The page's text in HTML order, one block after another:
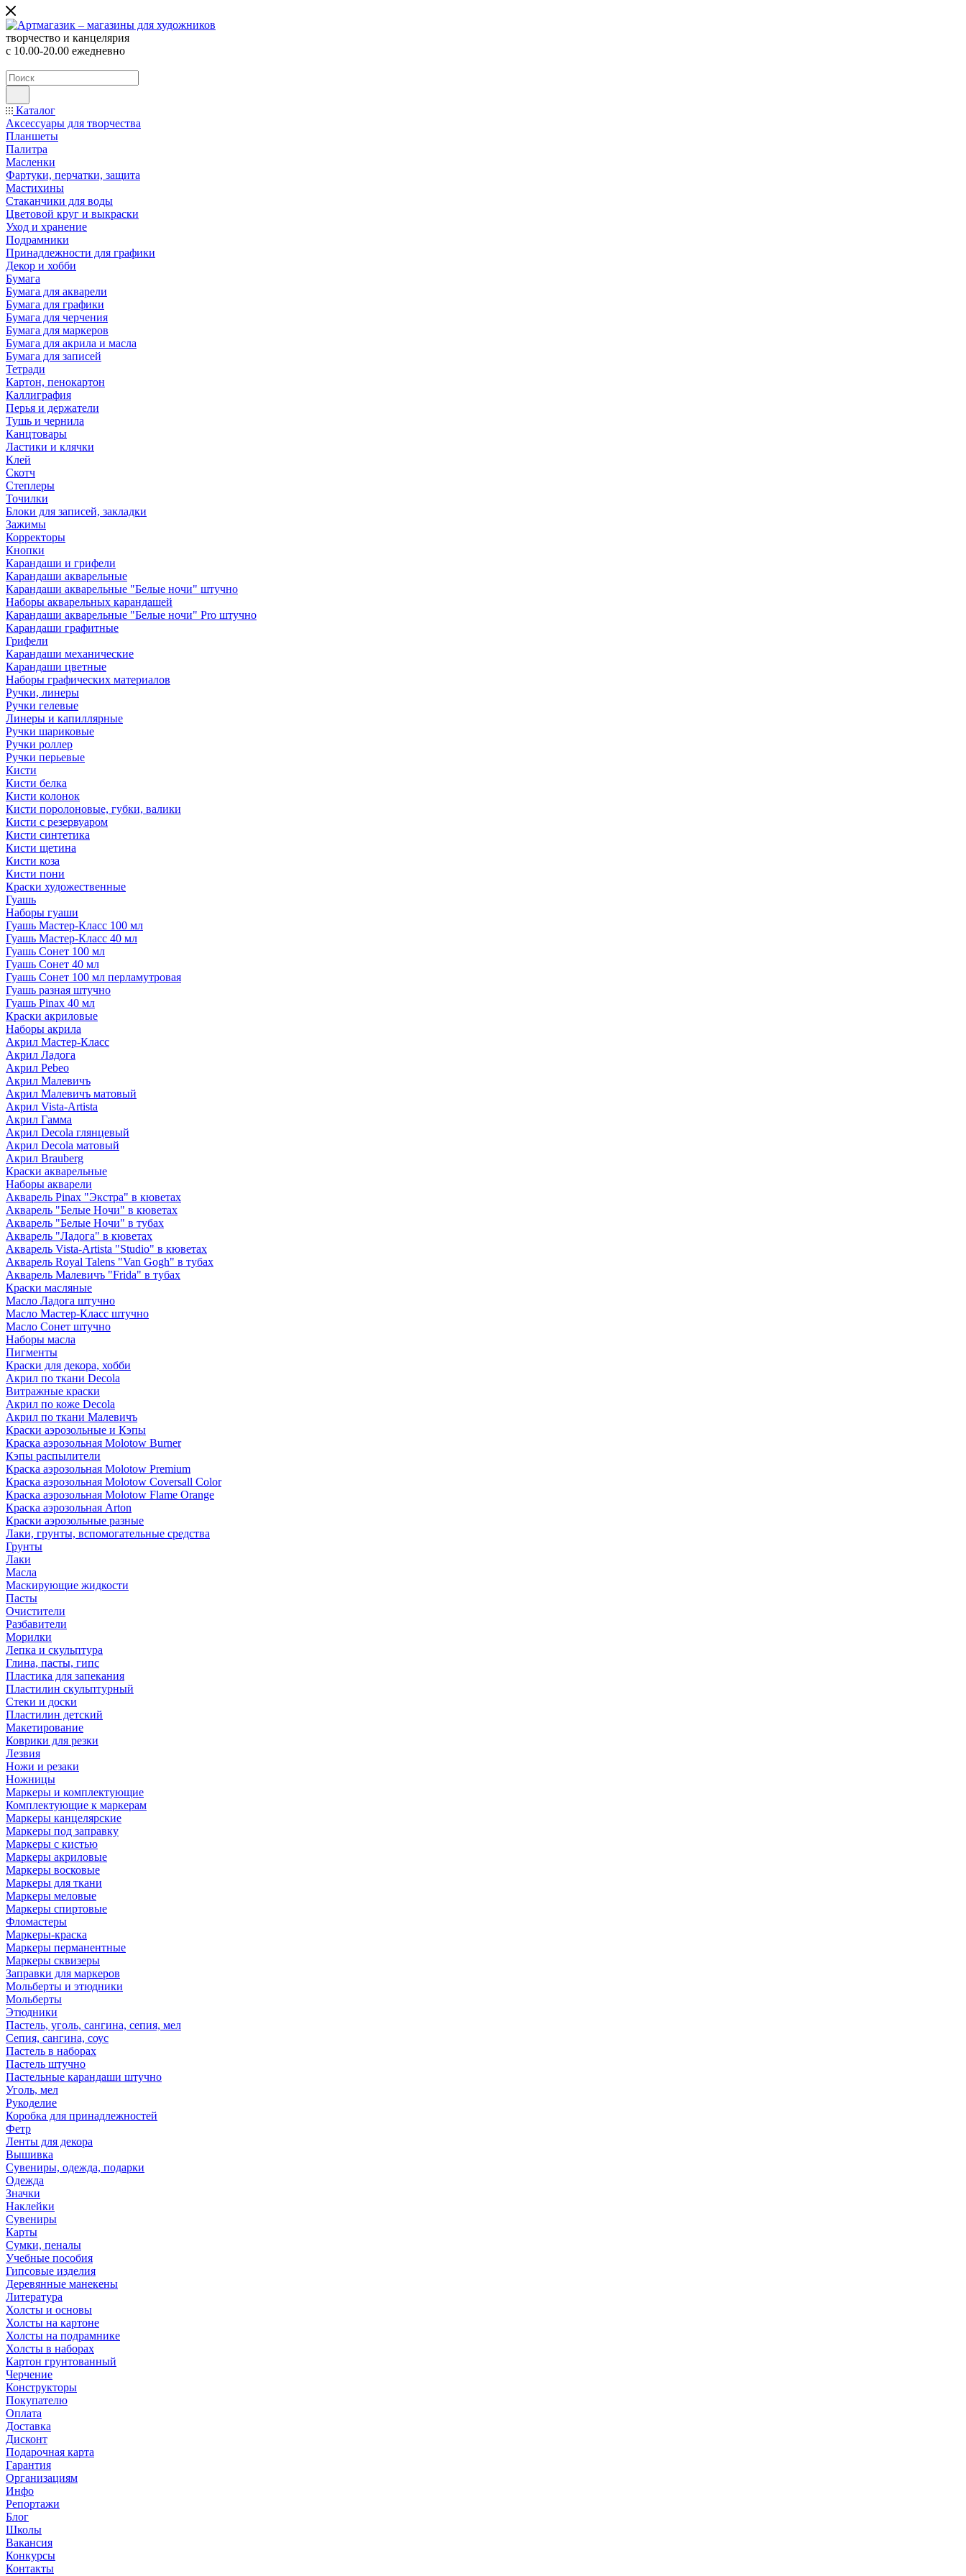
творчество и канцелярия
с 10.00-20.00 ежедневно
Каталог
Аксессуары для творчества
Планшеты
Палитра
Масленки
Фартуки, перчатки, защита
Мастихины
Стаканчики для воды
Цветовой круг и выкраски
Уход и хранение
Подрамники
Принадлежности для графики
Декор и хобби
Бумага
Бумага для акварели
Бумага для графики
Бумага для черчения
Бумага для маркеров
Бумага для акрила и масла
Бумага для записей
Тетради
Картон, пенокартон
Каллиграфия
Перья и держатели
Тушь и чернила
Канцтовары
Ластики и клячки
Клей
Скотч
Степлеры
Точилки
Блоки для записей, закладки
Зажимы
Корректоры
Кнопки
Карандаши и грифели
Карандаши акварельные
Карандаши акварельные "Белые ночи" штучно
Наборы акварельных карандашей
Карандаши акварельные "Белые ночи" Pro штучно
Карандаши графитные
Грифели
Карандаши механические
Карандаши цветные
Наборы графических материалов
Ручки, линеры
Ручки гелевые
Линеры и капиллярные
Ручки шариковые
Ручки роллер
Ручки перьевые
Кисти
Кисти белка
Кисти колонок
Кисти поролоновые, губки, валики
Кисти с резервуаром
Кисти синтетика
Кисти щетина
Кисти коза
Кисти пони
Краски художественные
Гуашь
Наборы гуаши
Гуашь Мастер-Класс 100 мл
Гуашь Мастер-Класс 40 мл
Гуашь Сонет 100 мл
Гуашь Сонет 40 мл
Гуашь Сонет 100 мл перламутровая
Гуашь разная штучно
Гуашь Pinax 40 мл
Краски акриловые
Наборы акрила
Акрил Мастер-Класс
Акрил Ладога
Акрил Pebeo
Акрил Малевичъ
Акрил Малевичъ матовый
Акрил Vista-Artista
Акрил Гамма
Акрил Decola глянцевый
Акрил Decola матовый
Акрил Brauberg
Краски акварельные
Наборы акварели
Акварель Pinax "Экстра" в кюветах
Акварель "Белые Ночи" в кюветах
Акварель "Белые Ночи" в тубах
Акварель "Ладога" в кюветах
Акварель Vista-Artista "Studio" в кюветах
Акварель Royal Talens "Van Gogh" в тубах
Акварель Малевичъ "Frida" в тубах
Краски масляные
Масло Ладога штучно
Масло Мастер-Класс штучно
Масло Сонет штучно
Наборы масла
Пигменты
Краски для декора, хобби
Акрил по ткани Decola
Витражные краски
Акрил по коже Decola
Акрил по ткани Малевичъ
Краски аэрозольные и Кэпы
Краска аэрозольная Molotow Burner
Кэпы распылители
Краска аэрозольная Molotow Premium
Краска аэрозольная Molotow Coversall Color
Краска аэрозольная Molotow Flame Orange
Краска аэрозольная Arton
Краски аэрозольные разные
Лаки, грунты, вспомогательные средства
Грунты
Лаки
Масла
Маскирующие жидкости
Пасты
Очистители
Разбавители
Морилки
Лепка и скульптура
Глина, пасты, гипс
Пластика для запекания
Пластилин скульптурный
Стеки и доски
Пластилин детский
Макетирование
Коврики для резки
Лезвия
Ножи и резаки
Ножницы
Маркеры и комплектующие
Комплектующие к маркерам
Маркеры канцелярские
Маркеры под заправку
Маркеры с кистью
Маркеры акриловые
Маркеры восковые
Маркеры для ткани
Маркеры меловые
Маркеры спиртовые
Фломастеры
Маркеры-краска
Маркеры перманентные
Маркеры сквизеры
Заправки для маркеров
Мольберты и этюдники
Мольберты
Этюдники
Пастель, уголь, сангина, сепия, мел
Сепия, сангина, соус
Пастель в наборах
Пастель штучно
Пастельные карандаши штучно
Уголь, мел
Рукоделие
Коробка для принадлежностей
Фетр
Ленты для декора
Вышивка
Сувениры, одежда, подарки
Одежда
Значки
Наклейки
Сувениры
Карты
Сумки, пеналы
Учебные пособия
Гипсовые изделия
Деревянные манекены
Литература
Холсты и основы
Холсты на картоне
Холсты на подрамнике
Холсты в наборах
Картон грунтованный
Черчение
Конструкторы
Покупателю
Оплата
Доставка
Дисконт
Подарочная карта
Гарантия
Организациям
Инфо
Репортажи
Блог
Школы
Вакансия
Конкурсы
Контакты